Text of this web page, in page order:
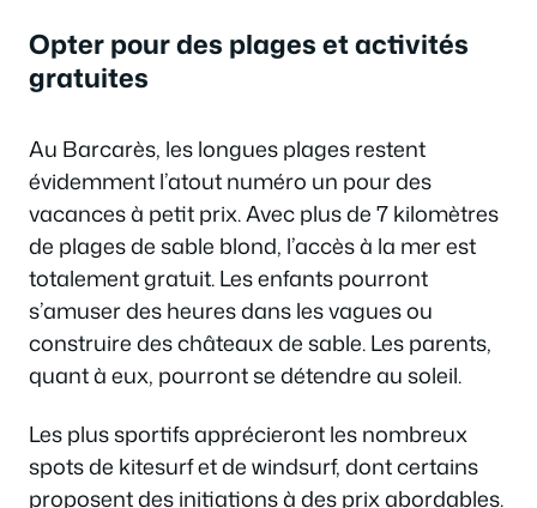
Opter pour des plages et activités
gratuites
Au Barcarès, les longues plages restent
évidemment l’atout numéro un pour des
vacances à petit prix. Avec plus de 7 kilomètres
de plages de sable blond, l’accès à la mer est
totalement gratuit. Les enfants pourront
s’amuser des heures dans les vagues ou
construire des châteaux de sable. Les parents,
quant à eux, pourront se détendre au soleil.
Les plus sportifs apprécieront les nombreux
spots de kitesurf et de windsurf, dont certains
proposent des initiations à des prix abordables.